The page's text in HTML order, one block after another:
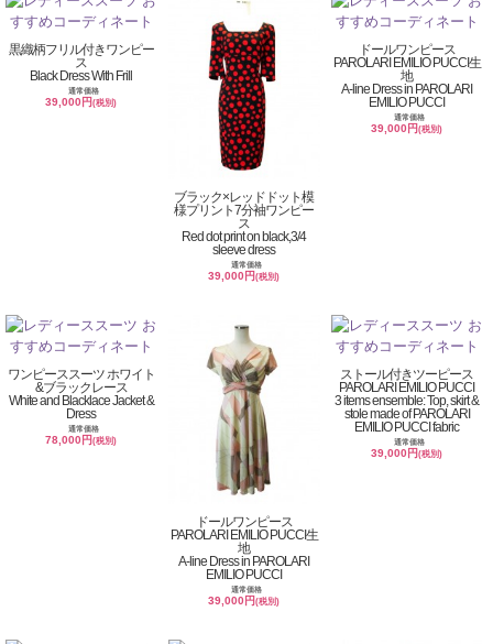
黒織柄フリル付きワンピー
ス
Black Dress With Frill
通常価格
39,000円(税別)
ブラック×レッドドット模
様プリント7分袖ワンピー
ス
Red dot print on black,3/4
sleeve dress
通常価格
39,000円(税別)
ドールワンピース
PAROLARI EMILIO PUCCI生
地
A-line Dress in PAROLARI
EMILIO PUCCI
通常価格
39,000円(税別)
ワンピーススーツ ホワイト
&ブラックレース
White and Blacklace Jacket &
Dress
通常価格
78,000円(税別)
ドールワンピース
PAROLARI EMILIO PUCCI生
地
A-line Dress in PAROLARI
EMILIO PUCCI
通常価格
39,000円(税別)
ストール付きツーピース
PAROLARI EMILIO PUCCI
3 items ensemble: Top, skirt &
stole made of PAROLARI
EMILIO PUCCI fabric
通常価格
39,000円(税別)